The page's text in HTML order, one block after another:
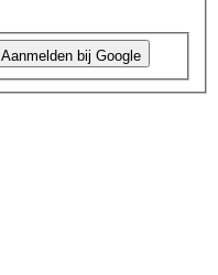
Aanmelden bij Google